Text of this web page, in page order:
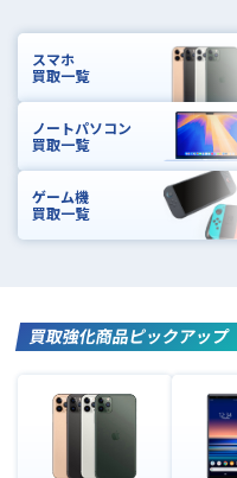
スマホ
買取一覧
ノートパソコン
買取一覧
ゲーム機
買取一覧
買取強化商品ピックアップ